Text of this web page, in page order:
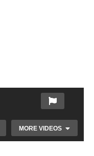
MORE VIDEOS